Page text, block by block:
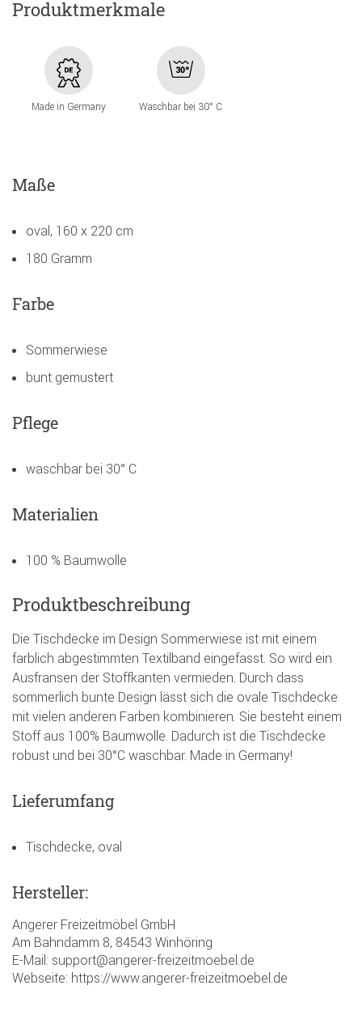
Produktmerkmale
Made in Germany Waschbar bei 30° C
Maße
oval, 160 x 220 cm
180 Gramm
Farbe
Sommerwiese
bunt gemustert
Pflege
waschbar bei 30° C
Materialien
100 % Baumwolle
Produktbeschreibung
Die Tischdecke im Design Sommerwiese ist mit einem
farblich abgestimmten Textilband eingefasst. So wird ein
Ausfransen der Stoffkanten vermieden. Durch dass
sommerlich bunte Design lässt sich die ovale Tischdecke
mit vielen anderen Farben kombinieren. Sie besteht einem
Stoff aus 100% Baumwolle. Dadurch ist die Tischdecke
robust und bei 30°C waschbar. Made in Germany!
Lieferumfang
Tischdecke, oval
Hersteller:
Angerer Freizeitmöbel GmbH
Am Bahndamm 8, 84543 Winhöring
E-Mail: support@angerer-freizeitmoebel.de
Webseite: https://www.angerer-freizeitmoebel.de